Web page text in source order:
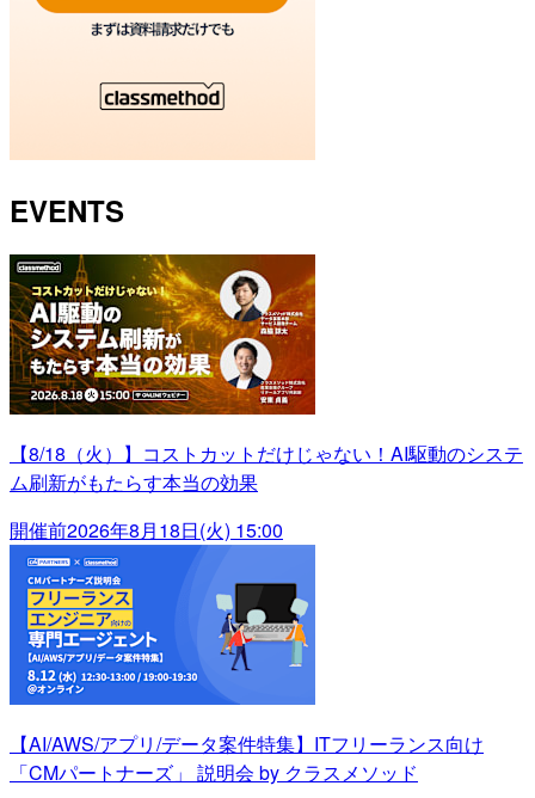
EVENTS
【8/18（火）】コストカットだけじゃない！AI駆動のシステ
ム刷新がもたらす本当の効果
開催前2026年8月18日(火) 15:00
【AI/AWS/アプリ/データ案件特集】ITフリーランス向け
「CMパートナーズ」 説明会 by クラスメソッド